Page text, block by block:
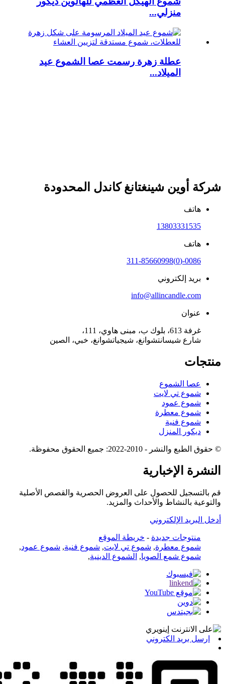
منزلي...
عطلة زهرة رسمت عصا الشموع عيد
الميلاد...
شركة أوين شينغتانغ كاندل المحدودة
هاتف
13803331535
هاتف
0086-(0)311-85660998
بريد إلكتروني
info@allincandle.com
عنوان
غرفة 613، بلوك ب، مبنى هاوي، 111،
شارع شيسانتشوانغ، شيجياتشوانغ، خبي، الصين
منتجات
عصا الشموع
شموع تي لايت
شموع عمود
شموع معطرة
شموع فنية
ديكور المنزل
© حقوق الطبع والنشر - 2010-2022: جميع الحقوق محفوظة.
النشرة الإخبارية
قم بالتسجيل للحصول على العروض الحصرية والقصص الأصلية
والتوعية بالنشاط والأحداث والمزيد.
أدخل البريد الإلكتروني
منتوجات جديدة - خريطة الموقع
شموع معطرة, شموع تي لايت, شموع فنية, شموع عمود,
شموع شمع الصويا, الشموع الدينية,
ارسل بريد الكتروني